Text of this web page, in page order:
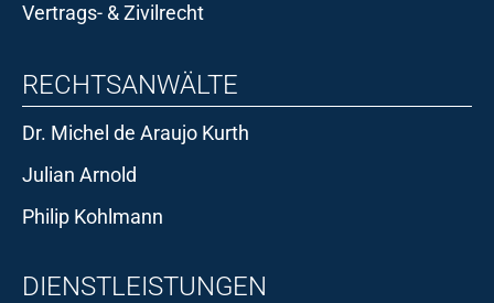
Vertrags- & Zivilrecht
RECHTSANWÄLTE
Dr. Michel de Araujo Kurth
Julian Arnold
Philip Kohlmann
DIENSTLEISTUNGEN